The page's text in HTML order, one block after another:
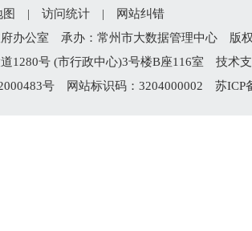
| 访问统计 |
网站纠错
办公室 承办：常州市大数据管理中心 版
1280号 (市行政中心)3号楼B座116室 技术
号 网站标识码：3204000002 苏ICP